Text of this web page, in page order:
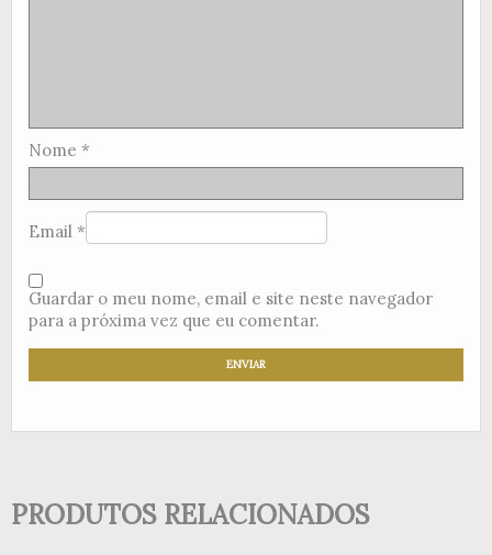
Nome *
Email *
Guardar o meu nome, email e site neste navegador
para a próxima vez que eu comentar.
PRODUTOS RELACIONADOS